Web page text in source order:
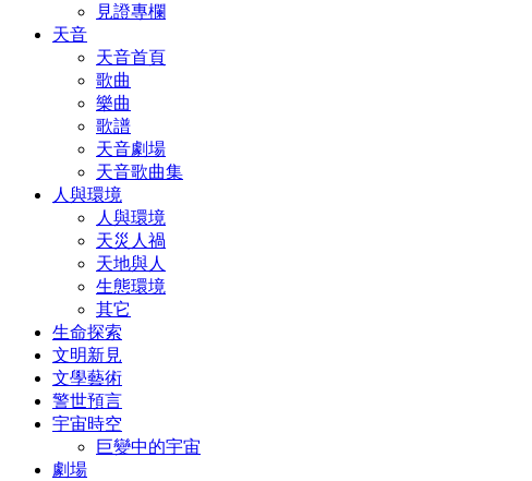
見證專欄
天音
天音首頁
歌曲
樂曲
歌譜
天音劇場
天音歌曲集
人與環境
人與環境
天災人禍
天地與人
生態環境
其它
生命探索
文明新見
文學藝術
警世預言
宇宙時空
巨變中的宇宙
劇場